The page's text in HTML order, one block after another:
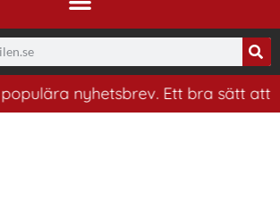
nyhetsbrev. Ett bra sätt att ha